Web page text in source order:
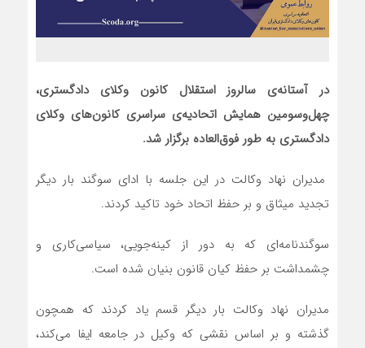
در آستانه‌ی سالروز استقلال کانون وکلای دادگستری،
چهل‌وسومین همایش اتحادیه‌ی سراسری کانون‌های وکلای
دادگستری به طور فوق‌العاده برگزار شد.
مدیران نهاد وکالت در این جلسه با ادای سوگند بار دیگر
تجدید میثاق و بر حفظ اتحاد خود تاکید کردند.
سوگندنامه‌ای که به دور از کینه‌جویی، سیاسی‌کاری و
چشمداشت بر حفظ کیان قانون بنیان شده است.
مدیران نهاد وکالت بار دیگر قسم یاد کردند که همچون
گذشته و بر اساس نقشی که وکیل در جامعه ایفا می‌کند،